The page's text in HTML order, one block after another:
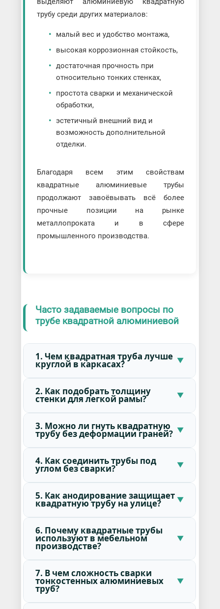
трубу среди других материалов:
малый вес и удобство монтажа,
высокая коррозионная стойкость,
достаточная прочность при
относительно тонких стенках,
простота сварки и механической
обработки,
эстетичный внешний вид и
возможность дополнительной
отделки.
Благодаря всем этим свойствам
квадратные алюминиевые трубы
продолжают завоёвывать всё более
прочные позиции на рынке
металлопроката и в сфере
промышленного производства.
Часто задаваемые вопросы по
трубе квадратной алюминиевой
1. Чем квадратная труба лучше
круглой в каркасах?
2. Как подобрать толщину
стенки для легкой рамы?
3. Можно ли гнуть квадратную
трубу без деформации граней?
4. Как соединить трубы под
углом без сварки?
5. Как анодирование защищает
квадратную трубу на улице?
6. Почему квадратные трубы
используют в мебельном
производстве?
7. В чем сложность сварки
тонкостенных алюминиевых
труб?